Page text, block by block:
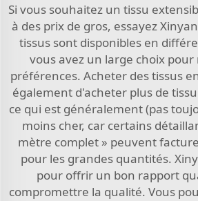
Si vous souhaitez un tissu
à des prix de gros, essayez
tissus sont disponibles en
vous avez un large choix
préférences. Acheter des tissus
également d'acheter plus de
ce qui est généralement (pas
moins cher, car certains
mètre complet » peuvent
pour les grandes quantités.
pour offrir un bon rapport
compromettre la qualité. Vous